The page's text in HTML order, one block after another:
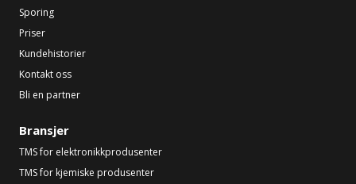
Sporing
Priser
Kundehistorier
Kontakt oss
Bli en partner
Bransjer
TMS for elektronikkprodusenter
TMS for kjemiske produsenter